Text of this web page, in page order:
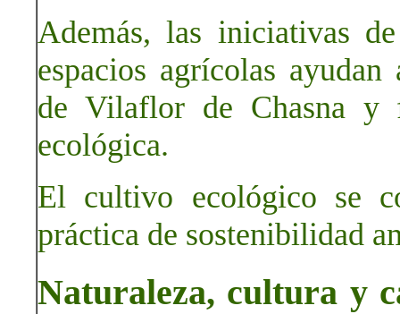
Además, las iniciativas
espacios agrícolas
de Vilaflor de Chasna y
ecológica.
El cultivo ecológico se
práctica de sostenibilidad
Naturaleza, cultura y